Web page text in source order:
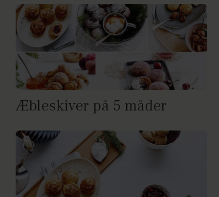
Æbleskiver på 5 måder